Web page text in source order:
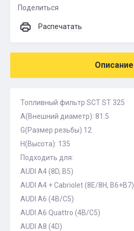
Поделиться
Распечатать
Описание
Топливный фильтр SCT ST 325
A(Внешний диаметр): 81.5
G(Размер резьбы) 12
H(Высота): 135
Подходить для:
AUDI A4 (8D, B5)
AUDI A4 + Cabriolet (8E/8H, B6+B7)
AUDI A6 (4B/C5)
AUDI A6 Quattro (4B/C5)
AUDI A8 (4D)